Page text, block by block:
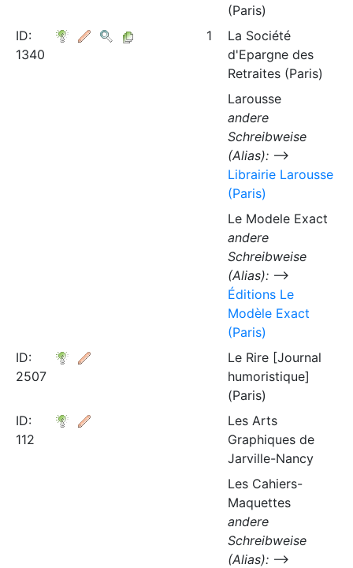
(Paris)
ID:
1340
1
La Société
d'Epargne des
Retraites (Paris)
Larousse
andere
Schreibweise
(Alias):⟶
Librairie Larousse
(Paris)
Le Modele Exact
andere
Schreibweise
(Alias):⟶
Éditions Le
Modèle Exact
(Paris)
ID:
2507
Le Rire [Journal
humoristique]
(Paris)
ID:
112
Les Arts
Graphiques de
Jarville-Nancy
Les Cahiers-
Maquettes
andere
Schreibweise
(Alias):⟶